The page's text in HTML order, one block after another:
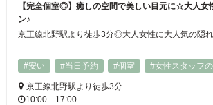
【完全個室◎】癒しの空間で美しい目元に☆大人女
ン♪
#安い
#当日予約 #個室 #女性スタッフ
京王線北野駅より徒歩3分
10:00－17:00